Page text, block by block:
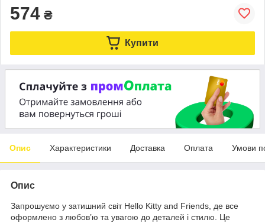
574 ₴
Купити
Опис Характеристики Доставка Оплата Умови
Опис
Запрошуємо у затишний світ Hello Kitty and Friends, де все
оформлено з любов’ю та увагою до деталей і стилю. Це